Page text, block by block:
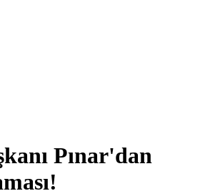
Pınar'dan